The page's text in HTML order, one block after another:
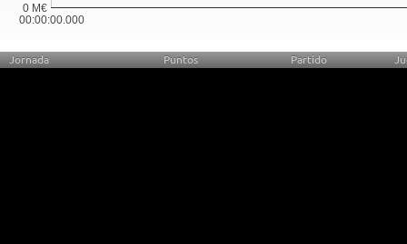
00:00:00.000
0 M€
Jornada Puntos Partido